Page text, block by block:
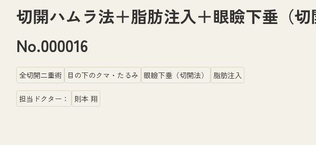
切開ハムラ法＋脂肪注入＋眼瞼下垂
No.000016
全切開二重術 目の下のクマ・たるみ 眼瞼下垂（切開法） 脂肪注入
担当ドクター： 則本 翔